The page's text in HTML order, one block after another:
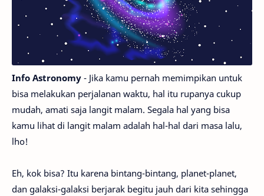
Info Astronomy - Jika kamu pernah memimpikan untuk
bisa melakukan perjalanan waktu, hal itu rupanya cukup
mudah, amati saja langit malam. Segala hal yang bisa
kamu lihat di langit malam adalah hal-hal dari masa lalu,
lho!
Eh, kok bisa? Itu karena bintang-bintang, planet-planet,
dan galaksi-galaksi berjarak begitu jauh dari kita sehingga